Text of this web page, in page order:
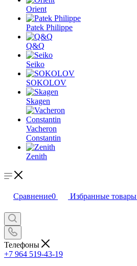
Orient
Patek Philippe
Q&Q
Seiko
SOKOLOV
Skagen
Vacheron
Constantin
Zenith
Сравнение0 Избранные товары
Телефоны
+7 964 519-43-19